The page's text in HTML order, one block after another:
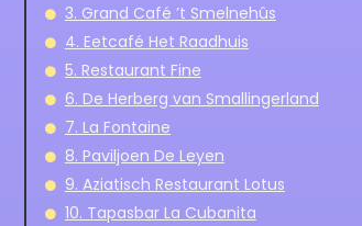
3. Grand Café ’t Smelnehûs
4. Eetcafé Het Raadhuis
5. Restaurant Fine
6. De Herberg van Smallingerland
7. La Fontaine
8. Paviljoen De Leyen
9. Aziatisch Restaurant Lotus
10. Tapasbar La Cubanita